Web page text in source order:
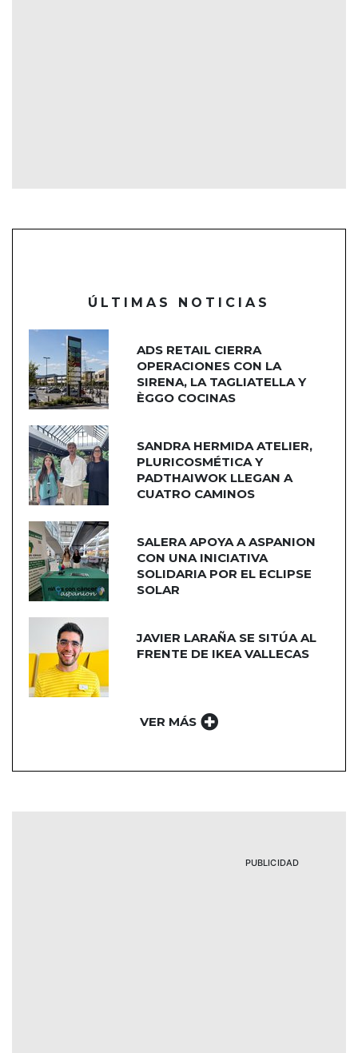
ÚLTIMAS NOTICIAS
ADS RETAIL CIERRA
OPERACIONES CON LA
SIRENA, LA TAGLIATELLA Y
ÈGGO COCINAS
SANDRA HERMIDA ATELIER,
PLURICOSMÉTICA Y
PADTHAIWOK LLEGAN A
CUATRO CAMINOS
SALERA APOYA A ASPANION
CON UNA INICIATIVA
SOLIDARIA POR EL ECLIPSE
SOLAR
JAVIER LARAÑA SE SITÚA AL
FRENTE DE IKEA VALLECAS
VER MÁS
PUBLICIDAD